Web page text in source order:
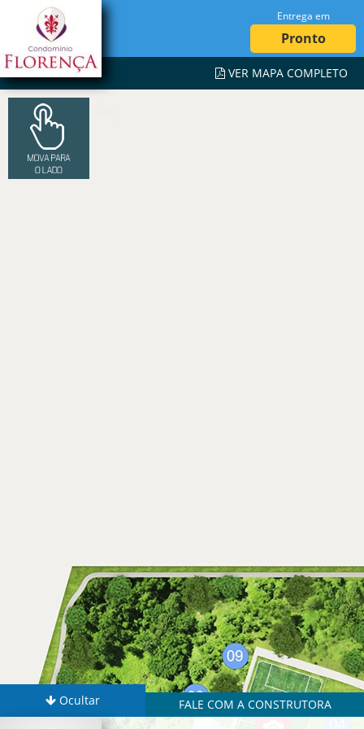
Entrega em
Pronto
VER MAPA COMPLETO
Ocultar FALE COM A CONSTRUTORA